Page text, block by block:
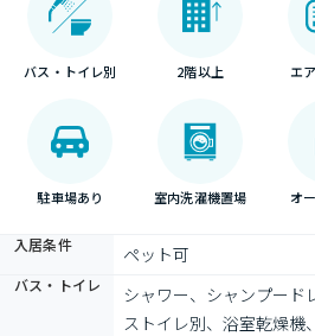
バス・トイレ別 2階以上 エ
駐車場あり 室内洗濯機置場 オ
入居条件 ペット可
バス・トイレ
シャワー、シャンプード
ストイレ別、浴室乾燥機